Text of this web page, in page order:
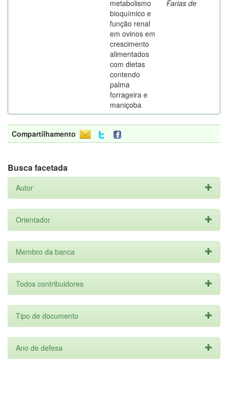
metabolismo
bioquímico e
função renal
em ovinos em
crescimento
alimentados
com dietas
contendo
palma
forrageira e
maniçoba
Farias de
Compartilhamento
Busca facetada
Autor
Orientador
Membro da banca
Todos contribuidores
Tipo de documento
Ano de defesa